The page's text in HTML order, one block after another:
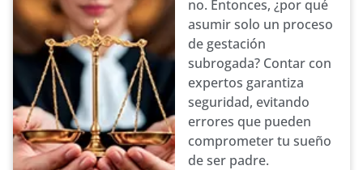
no. Entonces, ¿por qué
asumir solo un proceso
de gestación
subrogada? Contar con
expertos garantiza
seguridad, evitando
errores que pueden
comprometer tu sueño
de ser padre.